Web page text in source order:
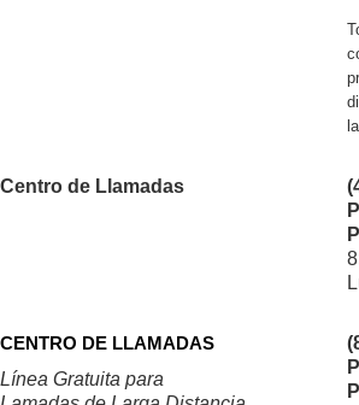
Centro de Llamadas
CENTRO DE LLAMADAS
Línea Gratuita para